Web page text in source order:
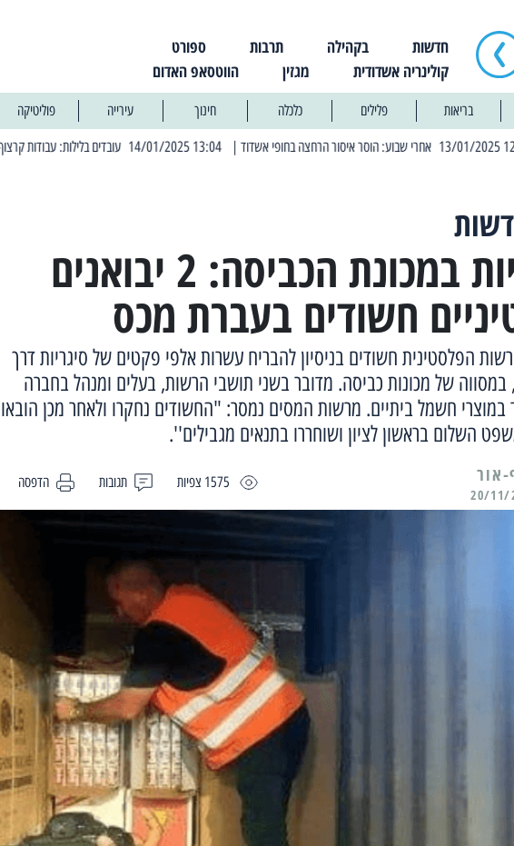
חדשות בקהילה תרבות
ספורט
קולינריה אשדודית
מגזין הווטסאפ האדום
בריאות פלילים כלכלה חינוך עירייה פוליטיקה
| 13:04 14/01/2025 עובדים בלילות: עבודות קרצוף וריבוד אספלט
סיגריות במכונת הכביסה: 2 יבואנים
חשודים בעברת מכס
הפלסטינית חשודים בניסיון להבריח עשרות אלפי פקטים של סיגריות דרך
במסווה של מכונות כביסה. מדובר בשני תושבי הרשות, בעלים ומנהל בחברה
במוצרי חשמל ביתיים. מרשות המסים נמסר: "החשודים נחקרו ולאחר מכן הובאו
השלום בראשון לציון ושוחררו בתנאים מגבילים''.
1575 צפיות תגובות הדפסה אור